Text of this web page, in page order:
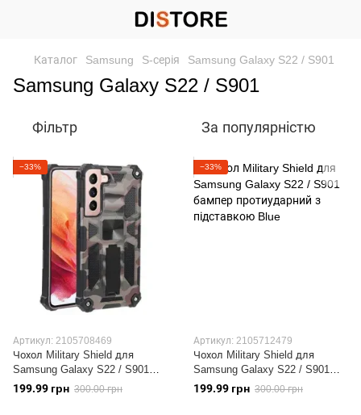
Каталог Samsung S-серія Samsung Galaxy S22 / S901
Samsung Galaxy S22 / S901
Фільтр За популярністю
−33%
Артикул: 2105708469
Чохол Military Shield для
Samsung Galaxy S22 / S901
бампер протиударний з
підставкою Khaki
199.99 грн 300.00 грн
−33%
Артикул: 2105712479
Чохол Military Shield для
Samsung Galaxy S22 / S901
бампер протиударний з
підставкою Blue
199.99 грн 300.00 грн